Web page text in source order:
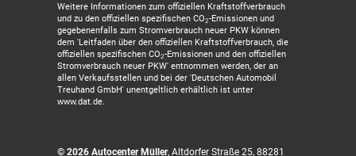
Weitere Informationen zum offiziellen Kraftstoffverbrauch
und zu den offiziellen spezifischen CO2-Emissionen und
gegebenenfalls zum Stromverbrauch neuer PKW können
dem 'Leitfaden über den offiziellen Kraftstoffverbrauch, die
offiziellen spezifischen CO2-Emissionen und den offiziellen
Stromverbrauch neuer PKW' entnommen werden, der an
allen Verkaufsstellen und bei der 'Deutschen Automobil
Treuhand GmbH' unentgeltlich erhältlich ist unter
www.dat.de.
© 2026 Autocenter Müller, Altdorfer Straße 25, 88281